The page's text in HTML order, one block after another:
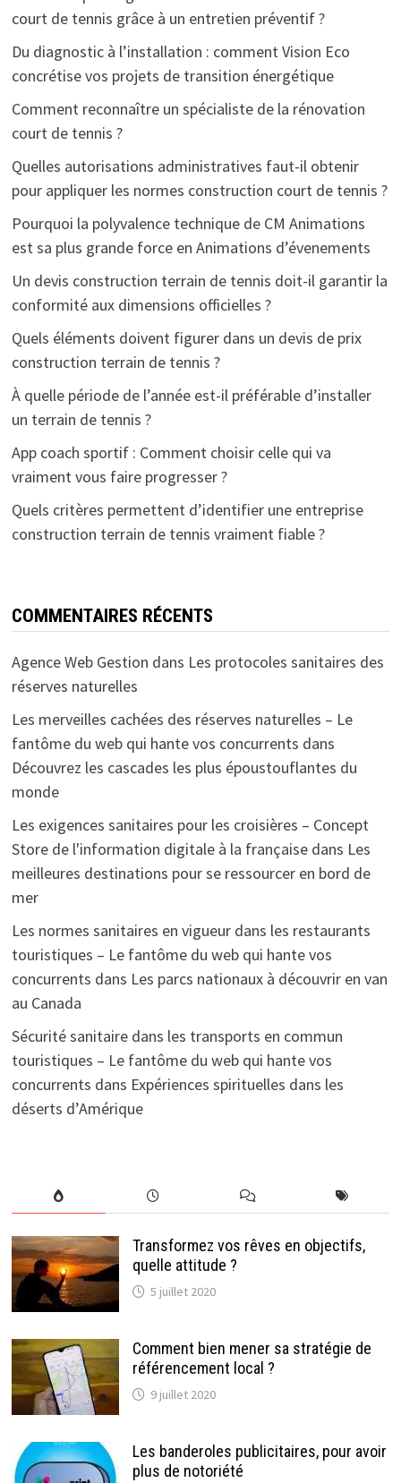
court de tennis grâce à un entretien préventif ?
Du diagnostic à l’installation : comment Vision Eco
concrétise vos projets de transition énergétique
Comment reconnaître un spécialiste de la rénovation
court de tennis ?
Quelles autorisations administratives faut-il obtenir
pour appliquer les normes construction court de tennis ?
Pourquoi la polyvalence technique de CM Animations
est sa plus grande force en Animations d’évenements
Un devis construction terrain de tennis doit-il garantir la
conformité aux dimensions officielles ?
Quels éléments doivent figurer dans un devis de prix
construction terrain de tennis ?
À quelle période de l’année est-il préférable d’installer
un terrain de tennis ?
App coach sportif : Comment choisir celle qui va
vraiment vous faire progresser ?
Quels critères permettent d’identifier une entreprise
construction terrain de tennis vraiment fiable ?
COMMENTAIRES RÉCENTS
Agence Web Gestion dans Les protocoles sanitaires des
réserves naturelles
Les merveilles cachées des réserves naturelles – Le
fantôme du web qui hante vos concurrents dans
Découvrez les cascades les plus époustouflantes du
monde
Les exigences sanitaires pour les croisières – Concept
Store de l'information digitale à la françaisedans Les
meilleures destinations pour se ressourcer en bord de
mer
Les normes sanitaires en vigueur dans les restaurants
touristiques – Le fantôme du web qui hante vos
concurrents dans Les parcs nationaux à découvrir en van
au Canada
Sécurité sanitaire dans les transports en commun
touristiques – Le fantôme du web qui hante vos
concurrents dans Expériences spirituelles dans les
déserts d’Amérique
Transformez vos rêves en objectifs,
quelle attitude ?
5 juillet 2020
Comment bien mener sa stratégie de
référencement local ?
9 juillet 2020
Les banderoles publicitaires, pour avoir
plus de notoriété